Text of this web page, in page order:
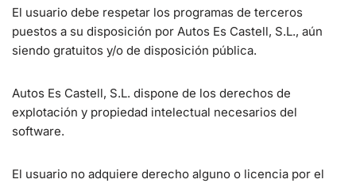
El usuario debe respetar los programas de terceros
puestos a su disposición por Autos Es Castell, S.L., aún
siendo gratuitos y/o de disposición pública.
Autos Es Castell, S.L. dispone de los derechos de
explotación y propiedad intelectual necesarios del
software.
El usuario no adquiere derecho alguno o licencia por el